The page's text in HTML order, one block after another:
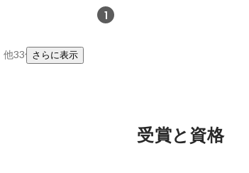
1
他33件さらに表示
受賞と資格